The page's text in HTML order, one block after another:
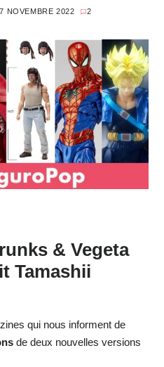
NOVEMBRE 2022 2
& Vegeta
Tamashii
qui nous informent de
de deux nouvelles versions